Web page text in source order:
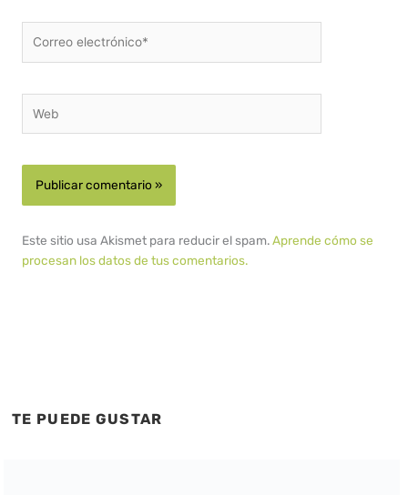
electrónico*
Este sitio usa Akismet para reducir el spam.Aprende cómo se
procesan los datos de tus comentarios.
TE PUEDE GUSTAR